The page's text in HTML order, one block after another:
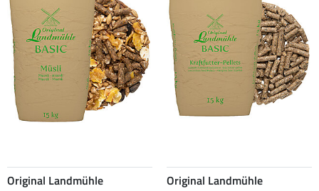
Original Landmühle Original Landmühle